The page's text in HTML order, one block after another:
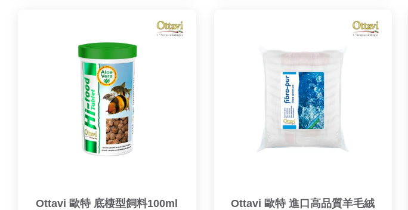
Ottavi 歐特 底棲型飼料100ml
Ottavi 歐特 進口高品質羊毛絨